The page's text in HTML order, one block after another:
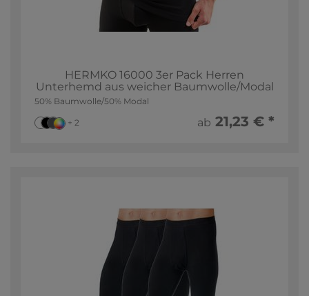
HERMKO 16000 3er Pack Herren
Unterhemd aus weicher Baumwolle/Modal
50% Baumwolle/50% Modal
+ 2 ab 21,23 € *